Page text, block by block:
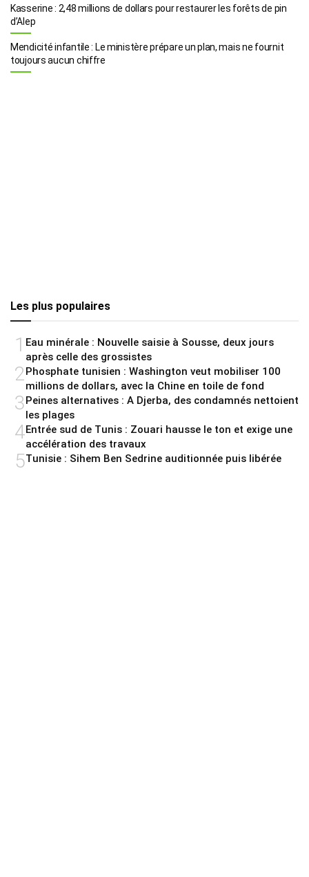
Kasserine : 2,48 millions de dollars pour restaurer les forêts de pin
d’Alep
Mendicité infantile : Le ministère prépare un plan, mais ne fournit
toujours aucun chiffre
Les plus populaires
1 Eau minérale : Nouvelle saisie à Sousse, deux jours
après celle des grossistes
2Phosphate tunisien : Washington veut mobiliser 100
millions de dollars, avec la Chine en toile de fond
3Peines alternatives : A Djerba, des condamnés nettoient
les plages
4Entrée sud de Tunis : Zouari hausse le ton et exige une
accélération des travaux
5Tunisie : Sihem Ben Sedrine auditionnée puis libérée